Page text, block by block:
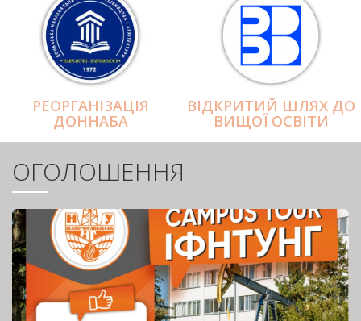
РЕОРГАНІЗАЦІЯ
ДОННАБА
ВІДКРИТИЙ ШЛЯХ ДО
ВИЩОЇ ОСВІТИ
ОГОЛОШЕННЯ